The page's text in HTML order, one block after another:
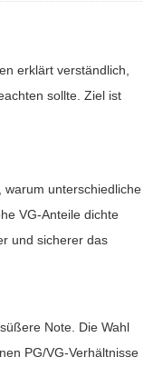
erklärt verständlich,
sollte. Ziel ist
warum unterschiedliche
VG-Anteile dichte
und sicherer das
Note. Die Wahl
PG/VG-Verhältnisse